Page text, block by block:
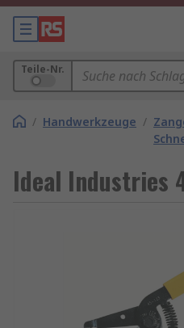
Teile-Nr.
/ Handwerkzeuge /
Ideal Industries